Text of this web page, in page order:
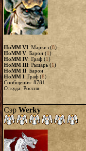
HoMM VI: Маркиз (8)
HoMM V: Барон (1)
HoMM IV: Граф (1)
HoMM III: Рыцарь (1)
HoMM II: Барон
HoMM I: Граф (8)
Сообщения: 8781
Откуда: Россия
Сэр Werky